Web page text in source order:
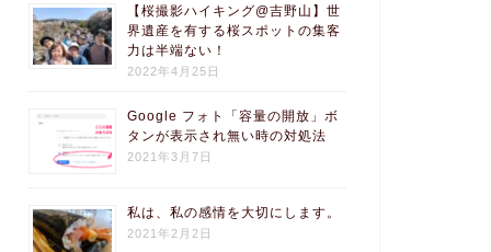
【桜撮影ハイキング@吉野山】世
界遺産を有する桜スポットの集客
力は半端ない！
2022年4月25日
Google フォト「容量の開放」ボ
タンが表示され無い時の対処法
2021年3月7日
私は、私の感情を大切にします。
2021年2月2日